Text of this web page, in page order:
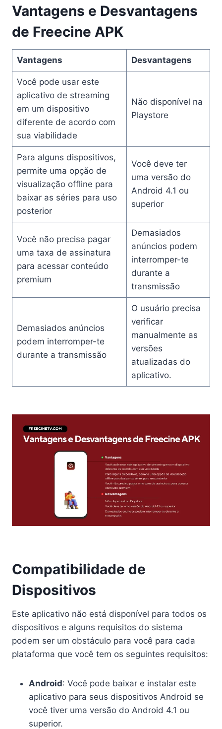
Vantagens e Desvantagens
de Freecine APK
Vantagens Desvantagens
Você pode usar este
aplicativo de streaming
em um dispositivo
diferente de acordo com
sua viabilidade
Não disponível na
Playstore
Para alguns dispositivos,
permite uma opção de
visualização offline para
baixar as séries para uso
posterior
Você deve ter
uma versão do
Android 4.1 ou
superior
Você não precisa pagar
uma taxa de assinatura
para acessar conteúdo
premium
Demasiados
anúncios podem
interromper-te
durante a
transmissão
Demasiados anúncios
podem interromper-te
durante a transmissão
O usuário precisa
verificar
manualmente as
versões
atualizadas do
aplicativo.
Compatibilidade de
Dispositivos
Este aplicativo não está disponível para todos os
dispositivos e alguns requisitos do sistema
podem ser um obstáculo para você para cada
plataforma que você tem os seguintes requisitos:
Android: Você pode baixar e instalar este
aplicativo para seus dispositivos Android se
você tiver uma versão do Android 4.1 ou
superior.